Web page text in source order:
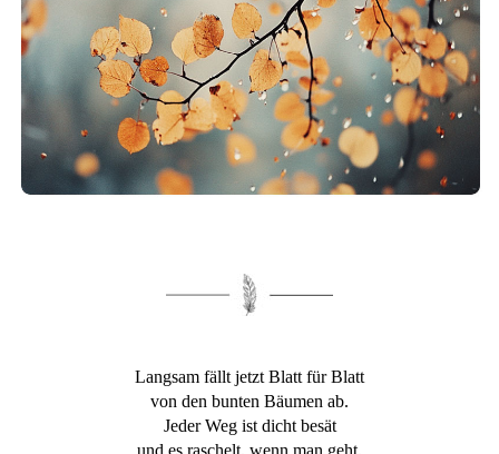
Langsam fällt jetzt Blatt für Blatt
von den bunten Bäumen ab.
Jeder Weg ist dicht besät
und es raschelt, wenn man geht.